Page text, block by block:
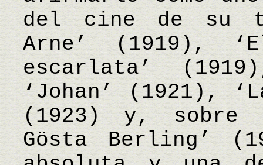
del cine de su
Arne’ (1919),
escarlata’
‘Johan’ (1921),
(1923) y, sobre
Gösta Berling’